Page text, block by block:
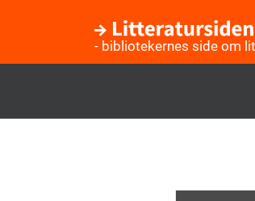
- bibliotekernes side om